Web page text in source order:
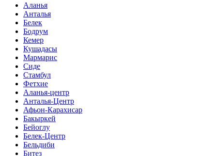
Аланья
Анталья
Белек
Бодрум
Кемер
Кушадасы
Мармарис
Сиде
Стамбул
Фетхие
Аланья-центр
Анталья-Центр
Афьон-Карахисар
Бакыркей
Бейоглу
Белек-Центр
Бельдиби
Битез